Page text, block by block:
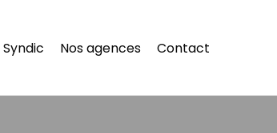
Syndic Nos agences Contact